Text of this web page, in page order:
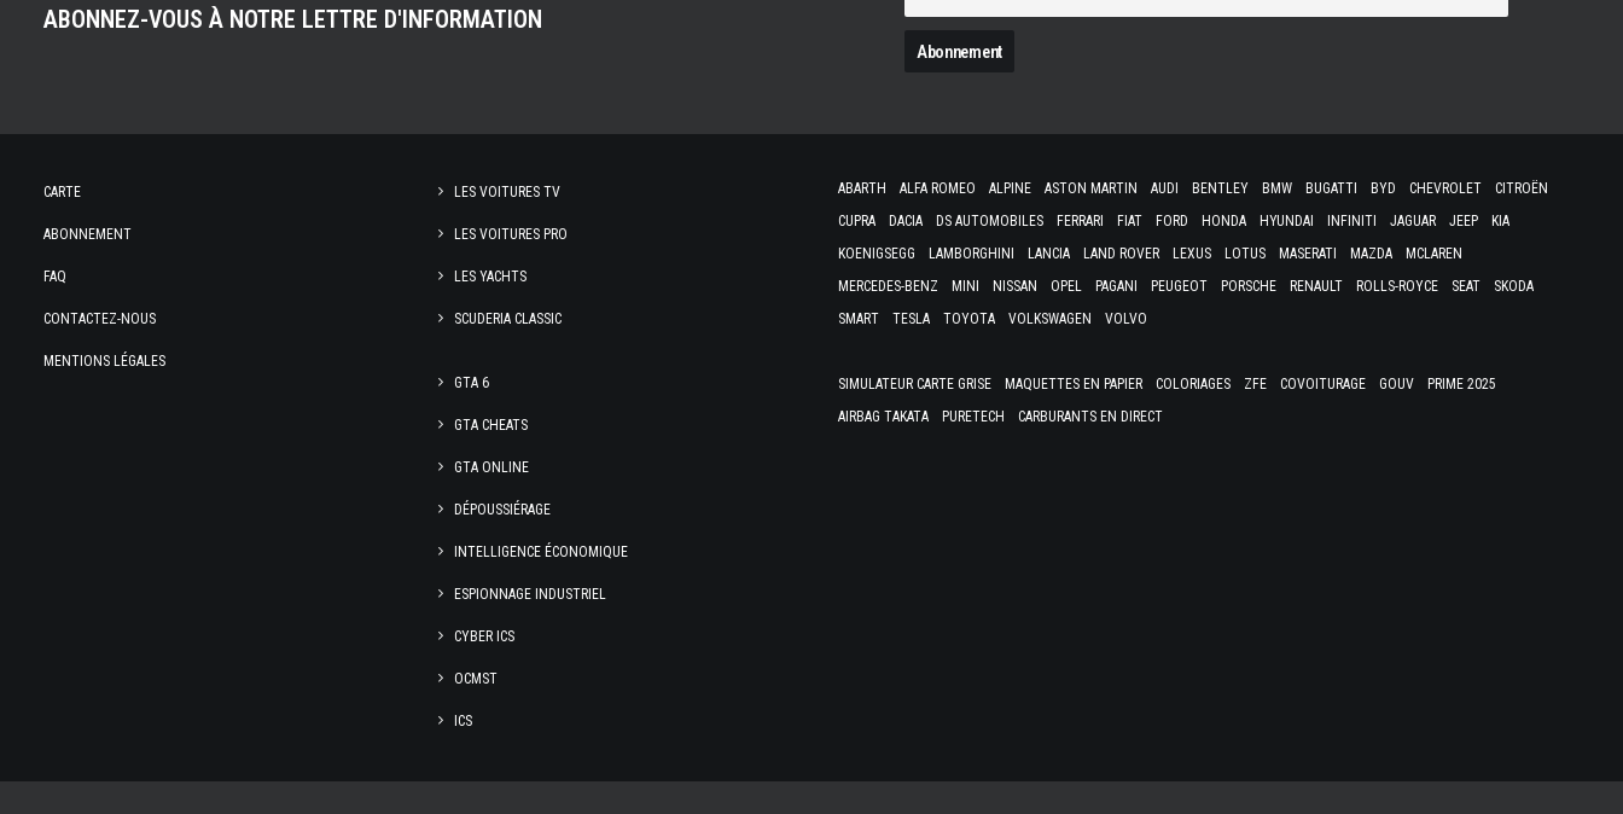
ABONNEZ-VOUS À NOTRE LETTRE D'INFORMATION
CARTE
ABONNEMENT
FAQ
CONTACTEZ-NOUS
MENTIONS LÉGALES
LES VOITURES TV
LES VOITURES PRO
LES YACHTS
SCUDERIA CLASSIC
GTA 6
GTA CHEATS
GTA ONLINE
DÉPOUSSIÉRAGE
INTELLIGENCE ÉCONOMIQUE
ESPIONNAGE INDUSTRIEL
CYBER ICS
OCMST
ICS
ABARTH ALFA ROMEO ALPINE ASTON MARTIN AUDI BENTLEY BMW BUGATTI BYD CHEVROLET
CITROËN
CUPRA
DACIA DS AUTOMOBILES FERRARI FIAT FORD HONDA HYUNDAI INFINITI JAGUAR JEEP
KIA
KOENIGSEGG
LAMBORGHINI LANCIA LAND ROVER LEXUS LOTUS MASERATI MAZDA
MCLAREN
MERCEDES-BENZ
MINI NISSAN OPEL PAGANI PEUGEOT PORSCHE RENAULT ROLLS-ROYCE SEAT
SKODA
SMART
TESLA TOYOTA VOLKSWAGEN VOLVO
SIMULATEUR CARTE GRISE MAQUETTES EN PAPIER COLORIAGES ZFE COVOITURAGE GOUV
PRIME 2025
AIRBAG TAKATA
PURETECH CARBURANTS EN DIRECT